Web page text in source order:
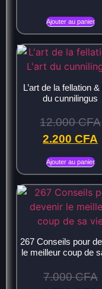
Ajouter au panier
L’art de la fellation &
du cunnilingus
12.000CFA
2.200CFA
Ajouter au panier
267 Conseils pour
le meilleur coup de
7.000CFA